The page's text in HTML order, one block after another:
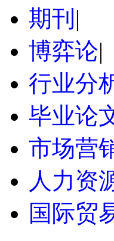
期刊 |
博弈论|
行业分
毕业论
市场营
人力资
国际贸